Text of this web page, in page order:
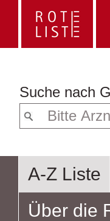
Suche nach
A-Z Liste
Über die